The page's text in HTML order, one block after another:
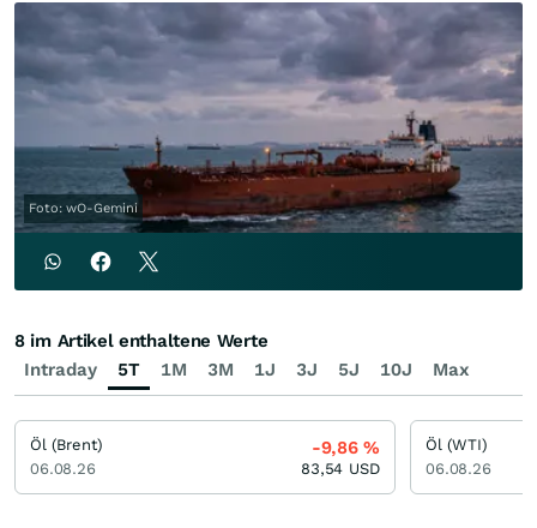
Foto: wO-Gemini
Intraday 5T 1M 3M 1J 3J 5J 10J Max
8 im Artikel enthaltene Werte
Öl (Brent)
06.08.26
-9,86%
83,54 USD
Öl (WTI)
06.08.26